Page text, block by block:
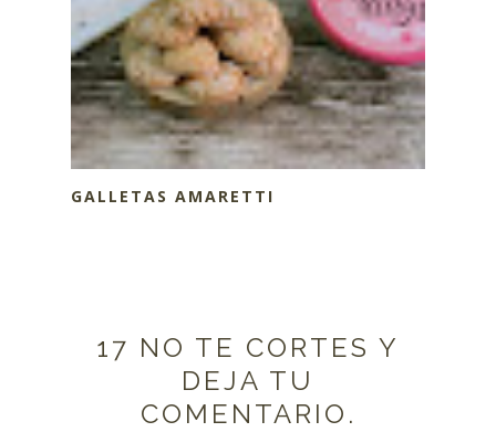
GALLETAS AMARETTI
17 NO TE CORTES Y
DEJA TU
COMENTARIO.